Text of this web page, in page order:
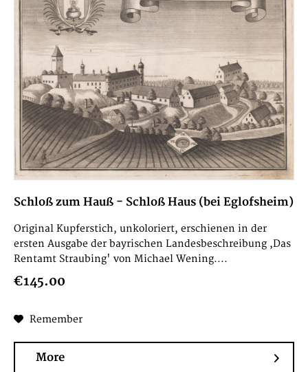
Schloß zum Hauß - Schloß Haus (bei Eglofsheim)
Original Kupferstich, unkoloriert, erschienen in der
ersten Ausgabe der bayrischen Landesbeschreibung ,Das
Rentamt Straubing' von Michael Wening....
€145.00
Remember
More